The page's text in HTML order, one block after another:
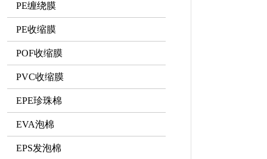
PE缠绕膜
PE收缩膜
POF收缩膜
PVC收缩膜
EPE珍珠棉
EVA泡棉
EPS发泡棉